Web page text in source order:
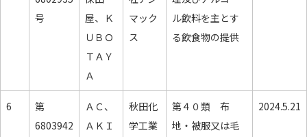
号
屋、Ｋ
ＵＢＯ
ＴＡＹ
Ａ
マック
ス
ル飲料を主とす
る飲食物の提供
6
第
6803942
ＡＣ、
ＡＫＩ
秋田化
学工業
第４０類 布
地・被服又は毛
2024.5.21